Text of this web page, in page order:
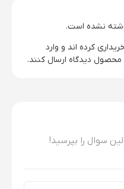
نشده است.
کرده اند و وارد
محصول دیدگاه ارسال کنند.
سوال را بپرسید!